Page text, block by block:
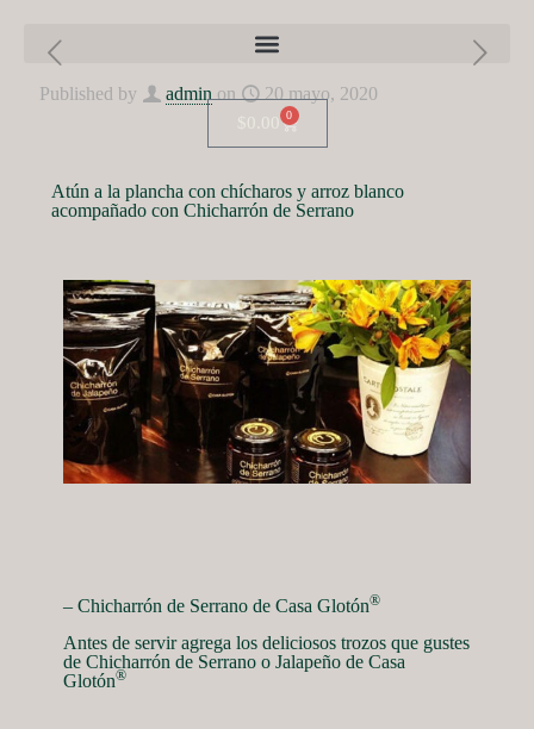
$0.00 0
Published by admin on 20 mayo, 2020
Atún a la plancha con chícharos y arroz blanco
acompañado con Chicharrón de Serrano
– Chicharrón de Serrano de Casa Glotón®
Antes de servir agrega los deliciosos trozos que gustes
de Chicharrón de Serrano o Jalapeño de Casa
Glotón®